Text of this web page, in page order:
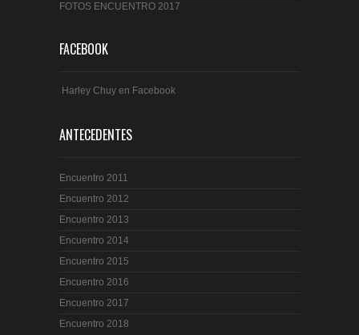
FOTOS ENCUENTRO 2017
FACEBOOK
Harley Chuy en Facebook
ANTECEDENTES
Encuentro 2011
Encuentro 2012
Encuentro 2013
Encuentro 2014
Encuentro 2015
Encuentro 2016
Encuentro 2017
Encuentro 2018